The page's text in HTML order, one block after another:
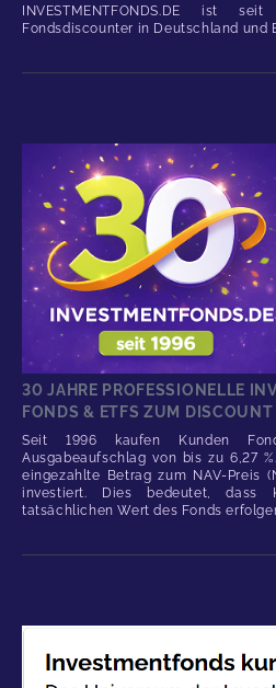
INVESTMENTFONDS.DE ist
Fondsdiscounter in Deutschland und
30 JAHRE PROFESSIONELLE
FONDS & ETFS ZUM
Seit 1996 kaufen Kunden
Ausgabeaufschlag von bis zu 6,27
eingezahlte Betrag zum NAV-Preis
investiert. Dies bedeutet, dass
tatsächlichen Wert des Fonds